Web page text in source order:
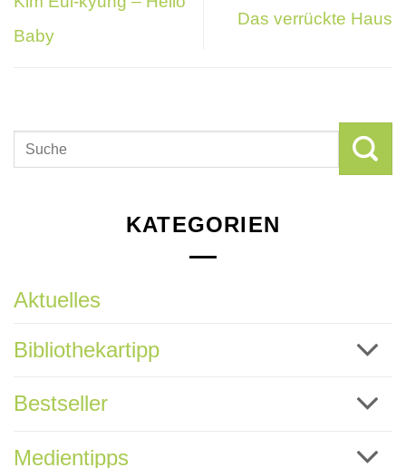
Baby
Das verrückte Haus
KATEGORIEN
Aktuelles
Bibliothekartipp
Bestseller
Medientipps